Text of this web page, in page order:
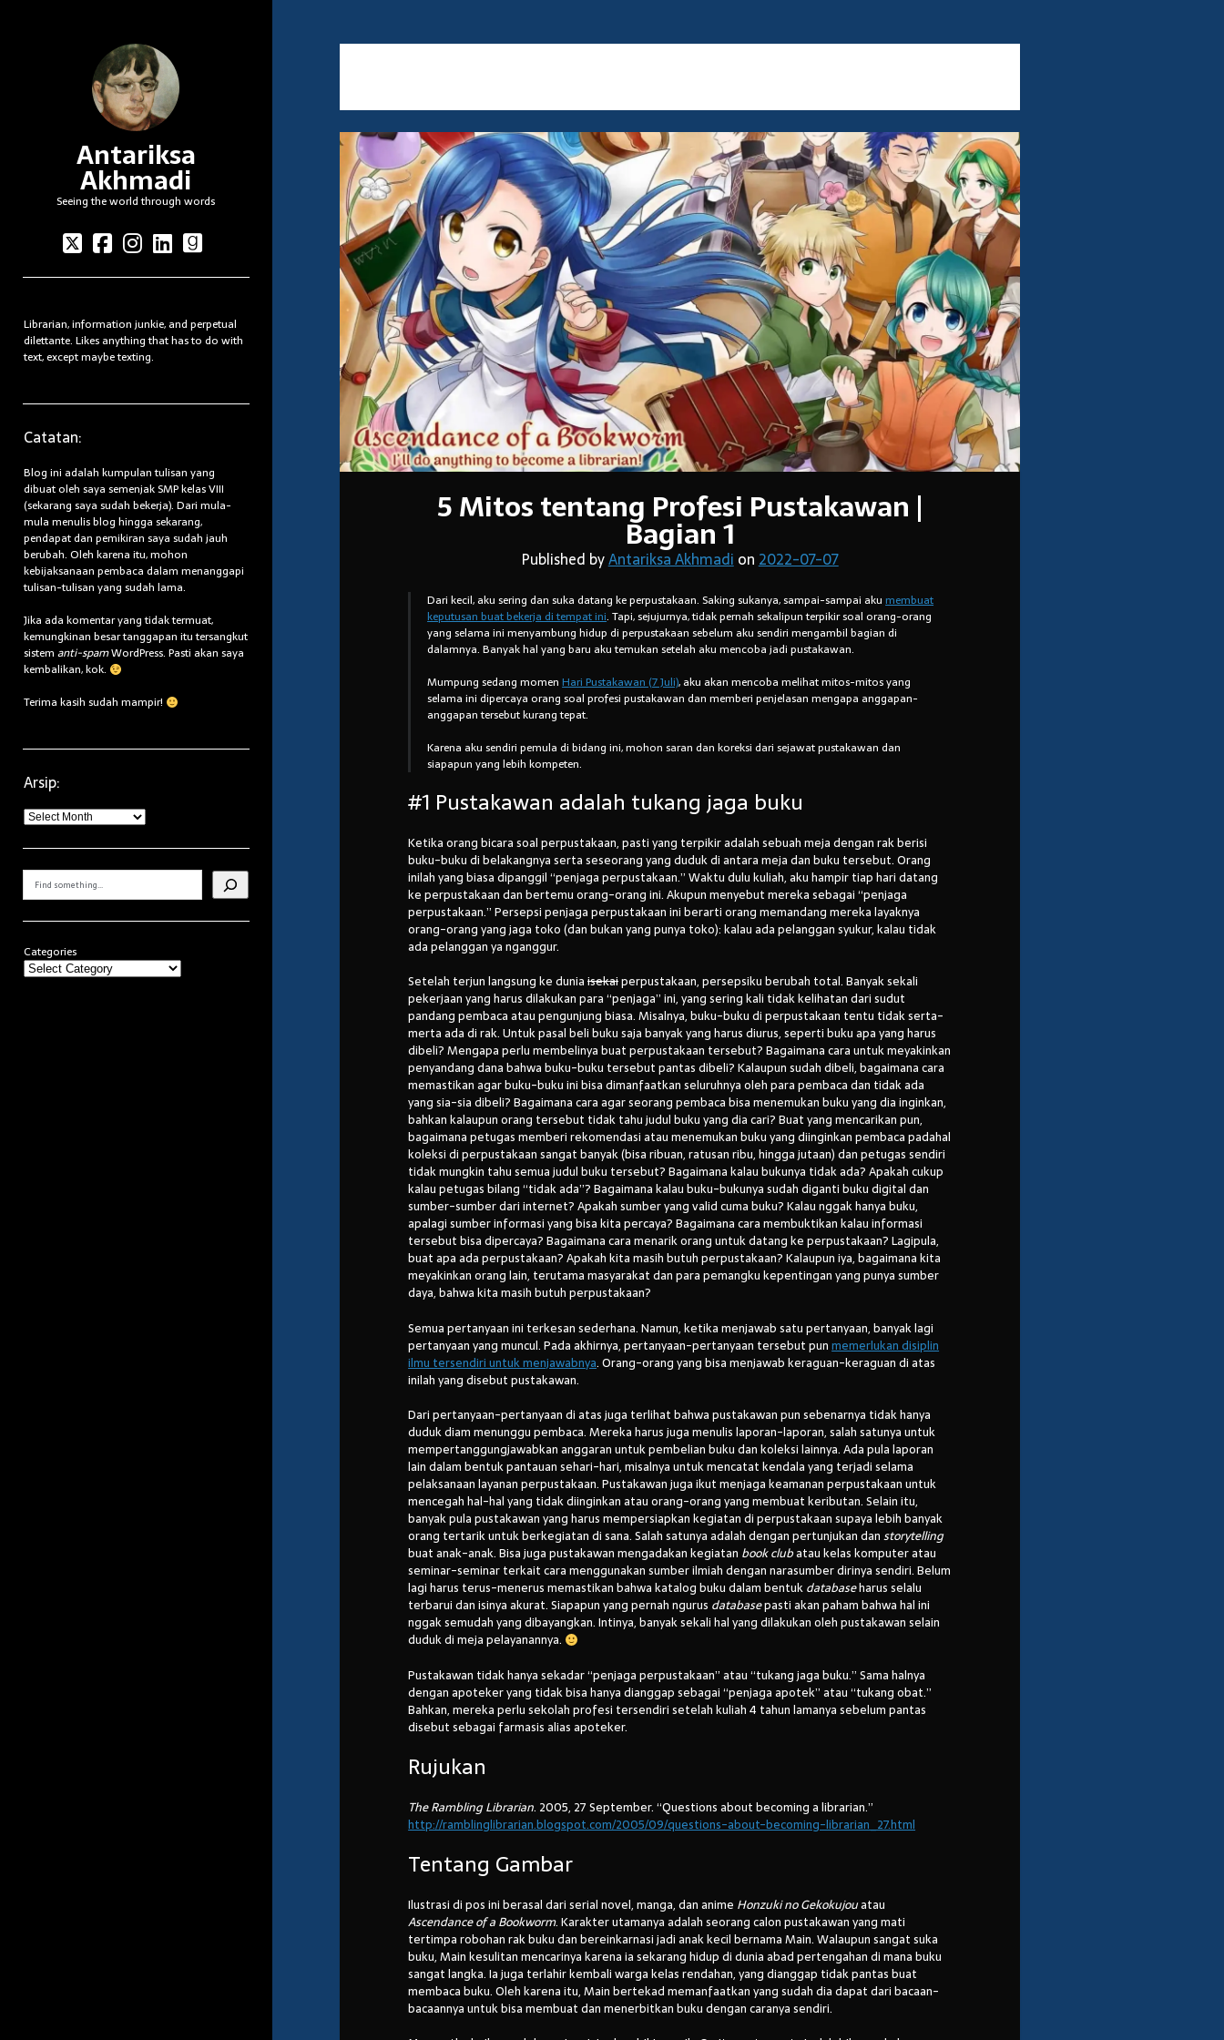
Antariksa
Akhmadi
Seeing the world through words
twitterfacebook
instagram
linkedingoodreads
Sidebar
Librarian, information junkie, and perpetual
dilettante. Likes anything that has to do with
text, except maybe texting.
Catatan:
Blog ini adalah kumpulan tulisan yang
dibuat oleh saya semenjak SMP kelas VIII
(sekarang saya sudah bekerja). Dari mula-
mula menulis blog hingga sekarang,
pendapat dan pemikiran saya sudah jauh
berubah. Oleh karena itu, mohon
kebijaksanaan pembaca dalam menanggapi
tulisan-tulisan yang sudah lama.
Jika ada komentar yang tidak termuat,
kemungkinan besar tanggapan itu tersangkut
sistem anti-spamWordPress. Pasti akan saya
kembalikan, kok.
Terima kasih sudah mampir!
Arsip:
Arsip:
Search
Categories
5 Mitos tentang Profesi Pustakawan |
Bagian 1
Published byAntariksa Akhmadion2022-07-07
Dari kecil, aku sering dan suka datang ke perpustakaan. Saking sukanya, sampai-sampai akumembuat
keputusan buat bekerja di tempat ini. Tapi, sejujurnya, tidak pernah sekalipun terpikir soal orang-orang
yang selama ini menyambung hidup di perpustakaan sebelum aku sendiri mengambil bagian di
dalamnya. Banyak hal yang baru aku temukan setelah aku mencoba jadi pustakawan.
Mumpung sedang momenHari Pustakawan (7 Juli), aku akan mencoba melihat mitos-mitos yang
selama ini dipercaya orang soal profesi pustakawan dan memberi penjelasan mengapa anggapan-
anggapan tersebut kurang tepat.
Karena aku sendiri pemula di bidang ini, mohon saran dan koreksi dari sejawat pustakawan dan
siapapun yang lebih kompeten.
#1 Pustakawan adalah tukang jaga buku
Ketika orang bicara soal perpustakaan, pasti yang terpikir adalah sebuah meja dengan rak berisi
buku-buku di belakangnya serta seseorang yang duduk di antara meja dan buku tersebut. Orang
inilah yang biasa dipanggil “penjaga perpustakaan.” Waktu dulu kuliah, aku hampir tiap hari datang
ke perpustakaan dan bertemu orang-orang ini. Akupun menyebut mereka sebagai “penjaga
perpustakaan.” Persepsi penjaga perpustakaan ini berarti orang memandang mereka layaknya
orang-orang yang jaga toko (dan bukan yang punya toko): kalau ada pelanggan syukur, kalau tidak
ada pelanggan ya nganggur.
Setelah terjun langsung ke duniaisekaiperpustakaan, persepsiku berubah total. Banyak sekali
pekerjaan yang harus dilakukan para “penjaga” ini, yang sering kali tidak kelihatan dari sudut
pandang pembaca atau pengunjung biasa. Misalnya, buku-buku di perpustakaan tentu tidak serta-
merta ada di rak. Untuk pasal beli buku saja banyak yang harus diurus, seperti buku apa yang harus
dibeli? Mengapa perlu membelinya buat perpustakaan tersebut? Bagaimana cara untuk meyakinkan
penyandang dana bahwa buku-buku tersebut pantas dibeli? Kalaupun sudah dibeli, bagaimana cara
memastikan agar buku-buku ini bisa dimanfaatkan seluruhnya oleh para pembaca dan tidak ada
yang sia-sia dibeli? Bagaimana cara agar seorang pembaca bisa menemukan buku yang dia inginkan,
bahkan kalaupun orang tersebut tidak tahu judul buku yang dia cari? Buat yang mencarikan pun,
bagaimana petugas memberi rekomendasi atau menemukan buku yang diinginkan pembaca padahal
koleksi di perpustakaan sangat banyak (bisa ribuan, ratusan ribu, hingga jutaan) dan petugas sendiri
tidak mungkin tahu semua judul buku tersebut? Bagaimana kalau bukunya tidak ada? Apakah cukup
kalau petugas bilang “tidak ada”? Bagaimana kalau buku-bukunya sudah diganti buku digital dan
sumber-sumber dari internet? Apakah sumber yang valid cuma buku? Kalau nggak hanya buku,
apalagi sumber informasi yang bisa kita percaya? Bagaimana cara membuktikan kalau informasi
tersebut bisa dipercaya? Bagaimana cara menarik orang untuk datang ke perpustakaan? Lagipula,
buat apa ada perpustakaan? Apakah kita masih butuh perpustakaan? Kalaupun iya, bagaimana kita
meyakinkan orang lain, terutama masyarakat dan para pemangku kepentingan yang punya sumber
daya, bahwa kita masih butuh perpustakaan?
Semua pertanyaan ini terkesan sederhana. Namun, ketika menjawab satu pertanyaan, banyak lagi
pertanyaan yang muncul. Pada akhirnya, pertanyaan-pertanyaan tersebut punmemerlukan disiplin
ilmu tersendiri untuk menjawabnya. Orang-orang yang bisa menjawab keraguan-keraguan di atas
inilah yang disebut pustakawan.
Dari pertanyaan-pertanyaan di atas juga terlihat bahwa pustakawan pun sebenarnya tidak hanya
duduk diam menunggu pembaca. Mereka harus juga menulis laporan-laporan, salah satunya untuk
mempertanggungjawabkan anggaran untuk pembelian buku dan koleksi lainnya. Ada pula laporan
lain dalam bentuk pantauan sehari-hari, misalnya untuk mencatat kendala yang terjadi selama
pelaksanaan layanan perpustakaan. Pustakawan juga ikut menjaga keamanan perpustakaan untuk
mencegah hal-hal yang tidak diinginkan atau orang-orang yang membuat keributan. Selain itu,
banyak pula pustakawan yang harus mempersiapkan kegiatan di perpustakaan supaya lebih banyak
orang tertarik untuk berkegiatan di sana. Salah satunya adalah dengan pertunjukan danstorytelling
buat anak-anak. Bisa juga pustakawan mengadakan kegiatan book clubatau kelas komputer atau
seminar-seminar terkait cara menggunakan sumber ilmiah dengan narasumber dirinya sendiri. Belum
lagi harus terus-menerus memastikan bahwa katalog buku dalam bentukdatabaseharus selalu
terbarui dan isinya akurat. Siapapun yang pernah ngurus databasepasti akan paham bahwa hal ini
nggak semudah yang dibayangkan. Intinya, banyak sekali hal yang dilakukan oleh pustakawan selain
duduk di meja pelayanannya.
Pustakawan tidak hanya sekadar “penjaga perpustakaan” atau “tukang jaga buku.” Sama halnya
dengan apoteker yang tidak bisa hanya dianggap sebagai “penjaga apotek” atau “tukang obat.”
Bahkan, mereka perlu sekolah profesi tersendiri setelah kuliah 4 tahun lamanya sebelum pantas
disebut sebagai farmasis alias apoteker.
Rujukan
The Rambling Librarian. 2005, 27 September. “Questions about becoming a librarian.”
http://ramblinglibrarian.blogspot.com/2005/09/questions-about-becoming-librarian_27.html
Tentang Gambar
Ilustrasi di pos ini berasal dari serial novel, manga, dan anime Honzuki no Gekokujouatau
Ascendance of a Bookworm. Karakter utamanya adalah seorang calon pustakawan yang mati
tertimpa robohan rak buku dan bereinkarnasi jadi anak kecil bernamaMain. Walaupun sangat suka
buku, Main kesulitan mencarinya karena ia sekarang hidup di dunia abad pertengahan di mana buku
sangat langka. Ia juga terlahir kembali warga kelas rendahan, yang dianggap tidak pantas buat
membaca buku. Oleh karena itu, Main bertekad memanfaatkan yang sudah dia dapat dari bacaan-
bacaannya untuk bisa membuat dan menerbitkan buku dengan caranya sendiri.